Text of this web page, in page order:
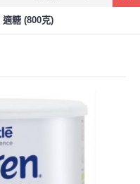
糖 (800克)